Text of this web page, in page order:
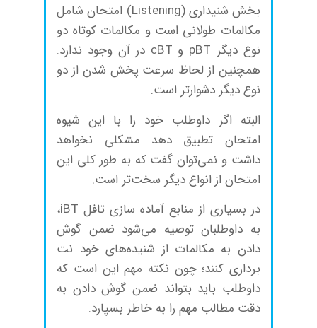
بخش شنیداری (Listening) امتحان شامل
مکالمات طولانی است و مکالمات کوتاه دو
نوع دیگر pBT و cBT در آن وجود ندارد.
همچنین از لحاظ سرعت پخش شدن از دو
نوع دیگر دشوارتر است.
البته اگر داوطلب خود را با این شیوه
امتحان تطبیق دهد مشکلی نخواهد
داشت و نمی‌توان گفت که به طور کلی این
امتحان از انواع دیگر سخت‌تر است.
در بسیاری از منابع آماده سازی تافل iBT،
به داوطلبان توصیه می‌شود ضمن گوش
دادن به مکالمات از شنیده‌های خود نت‌
برداری کنند؛ چون نکته مهم این است که
داوطلب باید بتواند ضمن گوش دادن به
دقت مطالب مهم را به خاطر بسپارد.